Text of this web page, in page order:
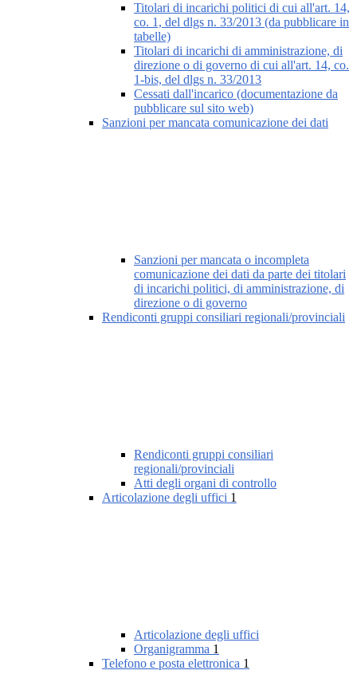
Titolari di incarichi politici di cui all'art. 14,
co. 1, del dlgs n. 33/2013 (da pubblicare in
tabelle)
Titolari di incarichi di amministrazione, di
direzione o di governo di cui all'art. 14, co.
1-bis, del dlgs n. 33/2013
Cessati dall'incarico (documentazione da
pubblicare sul sito web)
Sanzioni per mancata comunicazione dei dati
Sanzioni per mancata o incompleta
comunicazione dei dati da parte dei titolari
di incarichi politici, di amministrazione, di
direzione o di governo
Rendiconti gruppi consiliari regionali/provinciali
Rendiconti gruppi consiliari
regionali/provinciali
Atti degli organi di controllo
Articolazione degli uffici 1
Articolazione degli uffici
Organigramma 1
Telefono e posta elettronica 1